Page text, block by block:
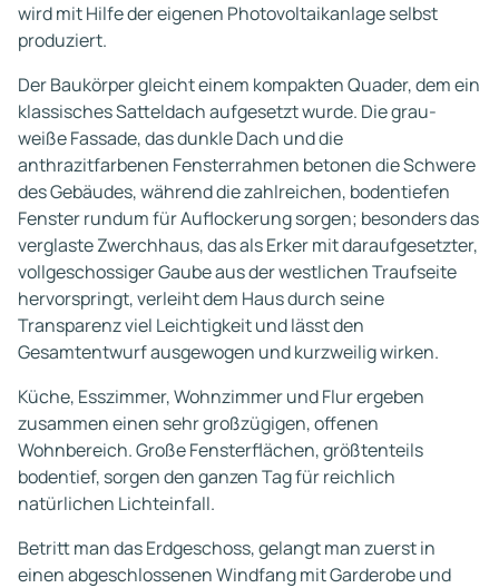
wird mit Hilfe der eigenen Photovoltaikanlage selbst
produziert.
Der Baukörper gleicht einem kompakten Quader, dem ein
klassisches Satteldach aufgesetzt wurde. Die grau-
weiße Fassade, das dunkle Dach und die
anthrazitfarbenen Fensterrahmen betonen die Schwere
des Gebäudes, während die zahlreichen, bodentiefen
Fenster rundum für Auflockerung sorgen; besonders das
verglaste Zwerchhaus, das als Erker mit daraufgesetzter,
vollgeschossiger Gaube aus der westlichen Traufseite
hervorspringt, verleiht dem Haus durch seine
Transparenz viel Leichtigkeit und lässt den
Gesamtentwurf ausgewogen und kurzweilig wirken.
Küche, Esszimmer, Wohnzimmer und Flur ergeben
zusammen einen sehr großzügigen, offenen
Wohnbereich. Große Fensterflächen, größtenteils
bodentief, sorgen den ganzen Tag für reichlich
natürlichen Lichteinfall.
Betritt man das Erdgeschoss, gelangt man zuerst in
einen abgeschlossenen Windfang mit Garderobe und